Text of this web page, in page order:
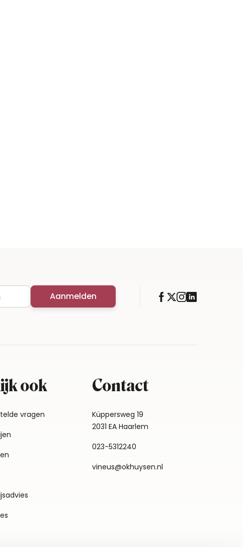
Aanmelden
ook
vragen
Contact
Küppersweg 19
2031 EA Haarlem
023-5312240
vineus@okhuysen.nl